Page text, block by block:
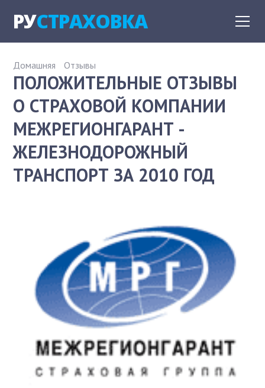
РУСТРАХОВКА
Домашняя Отзывы
ПОЛОЖИТЕЛЬНЫЕ ОТЗЫВЫ
О СТРАХОВОЙ КОМПАНИИ
МЕЖРЕГИОНГАРАНТ -
ЖЕЛЕЗНОДОРОЖНЫЙ
ТРАНСПОРТ ЗА 2010 ГОД